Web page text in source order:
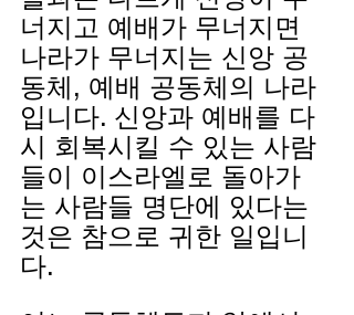
너지고 예배가 무너지면
나라가 무너지는 신앙 공
동체, 예배 공동체의 나라
입니다. 신앙과 예배를 다
시 회복시킬 수 있는 사람
들이 이스라엘로 돌아가
는 사람들 명단에 있다는
것은 참으로 귀한 일입니
다.